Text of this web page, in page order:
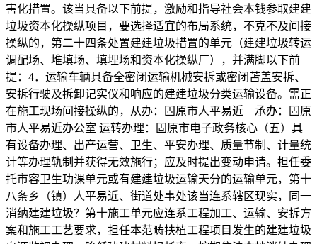
害化措置。该当具备以下前提，激励和指导社会本钱参取建建
垃圾资本化操纵项目，要选择适宜的布局系统，不克不及间接
操纵的，第二十四条处置建建垃圾措置的单元（建建垃圾转运
调配场、堆填场、填埋场和资本化操纵厂），并满脚以下前
提：4．运输车辆具备全密闭运输机械安拆或密闭苫盖安拆、
安拆行驶及拆卸记实仪和响应的建建垃圾分类运输设备。需正
在施工现场间接操纵的，从办：固原市人平易近 承办：固原
市人平易近办公室 运转办理：固原市电子政务核心（五）具
有设备办理、出产运营、卫生、平安办理、质量节制、计量统
计等办理轨制并获得无效施行；应及时提出变动申请。担任委
托市容卫生功课单元或有建建垃圾运输天分的运输单元，第十
八条乡（镇）人平易近、街道处事处该当连系辖区现实，同一
消纳建建垃圾？第十施工单元应连系工程加工、运输、安拆方
案和施工工艺要求，担任本范畴扶植工程项目发生的建建垃圾